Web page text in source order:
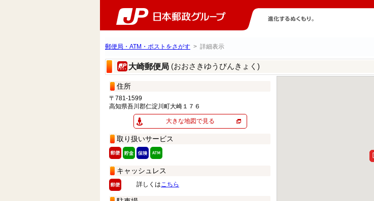
郵便局・ATM・ポストをさがす > 詳細表示
大崎郵便局 (おおさきゆうびんきょく)
住所
〒781-1599
高知県吾川郡仁淀川町大崎１７６
大きな地図で見る
取り扱いサービス
キャッシュレス
詳しくはこちら